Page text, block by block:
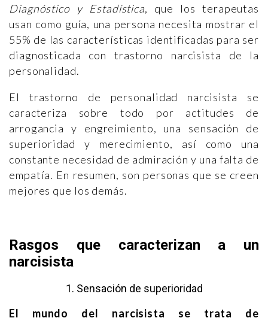
Diagnóstico y Estadística, que los terapeutas
usan como guía, una persona necesita mostrar el
55% de las características identificadas para ser
diagnosticada con trastorno narcisista de la
personalidad.
El trastorno de personalidad narcisista se
caracteriza sobre todo por actitudes de
arrogancia y engreimiento, una sensación de
superioridad y merecimiento, así como una
constante necesidad de admiración y una falta de
empatía. En resumen, son personas que se creen
mejores que los demás.
Rasgos que caracterizan a un
narcisista
1. Sensación de superioridad
El mundo del narcisista se trata de